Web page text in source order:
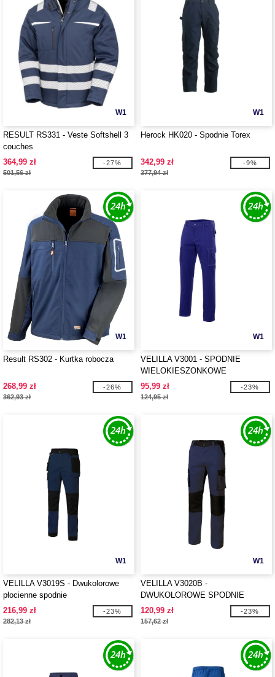
W1
RESULT RS331 - Veste Softshell 3
couches
364,99 zł
501,56 zł
-27%
W1
Herock HK020 - Spodnie Torex
342,99 zł
377,94 zł
-9%
W1
Result RS302 - Kurtka robocza
268,99 zł
362,93 zł
-26%
W1
VELILLA V3001 - SPODNIE
WIELOKIESZONKOWE
95,99 zł
124,95 zł
-23%
W1
VELILLA V3019S - Dwukolorowe
płocienne spodnie
216,99 zł
282,13 zł
-23%
W1
VELILLA V3020B -
DWUKOLOROWE SPODNIE
KIESZONKOWE
120,99 zł
157,62 zł
-23%